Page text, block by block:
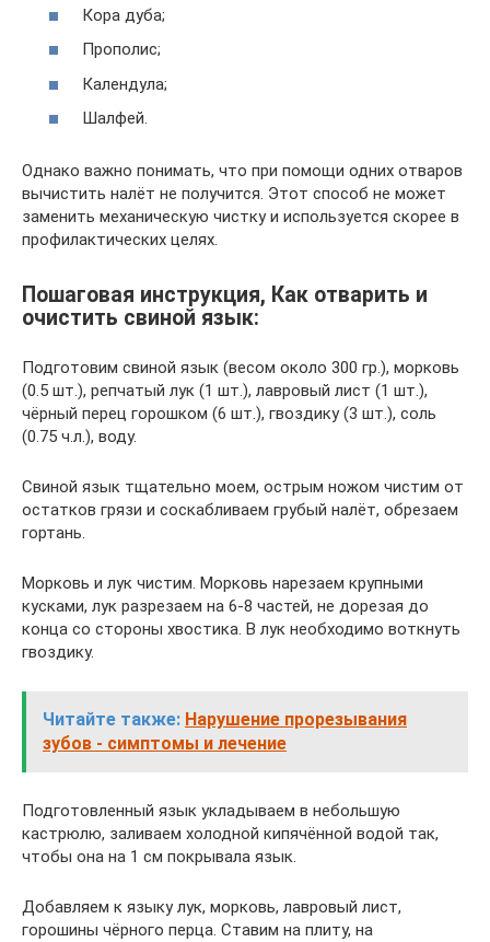
Кора дуба;
Прополис;
Календула;
Шалфей.
Однако важно понимать, что при помощи одних отваров
вычистить налёт не получится. Этот способ не может
заменить механическую чистку и используется скорее в
профилактических целях.
Пошаговая инструкция, Как отварить и
очистить свиной язык:
Подготовим свиной язык (весом около 300 гр.), морковь
(0.5 шт.), репчатый лук (1 шт.), лавровый лист (1 шт.),
чёрный перец горошком (6 шт.), гвоздику (3 шт.), соль
(0.75 ч.л.), воду.
Свиной язык тщательно моем, острым ножом чистим от
остатков грязи и соскабливаем грубый налёт, обрезаем
гортань.
Морковь и лук чистим. Морковь нарезаем крупными
кусками, лук разрезаем на 6-8 частей, не дорезая до
конца со стороны хвостика. В лук необходимо воткнуть
гвоздику.
Читайте также: Нарушение прорезывания
зубов - симптомы и лечение
Подготовленный язык укладываем в небольшую
кастрюлю, заливаем холодной кипячённой водой так,
чтобы она на 1 см покрывала язык.
Добавляем к языку лук, морковь, лавровый лист,
горошины чёрного перца. Ставим на плиту, на